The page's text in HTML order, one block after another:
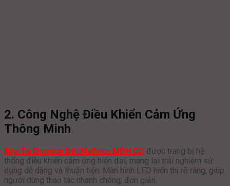
2. Công Nghệ Điều Khiển Cảm Ứng
Thông Minh
Bếp Từ Domino Đôi Malloca MDH 02I được trang bị hệ
thống điều khiển cảm ứng hiện đại, mang lại trải nghiệm sử
dụng dễ dàng và thuận tiện. Màn hình LED hiển thị rõ ràng, giúp
người dùng thao tác nhanh chóng, đơn giản.